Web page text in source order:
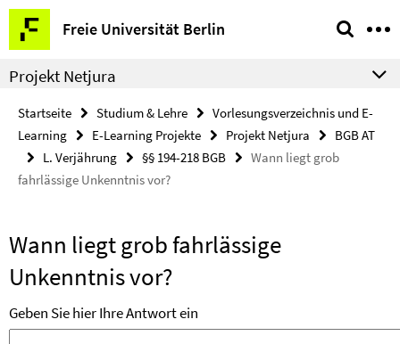
Springe
direkt
zu
Inhalt
Freie Universität Berlin
Service-
Navigation
Projekt Netjura
Startseite Studium & Lehre
Vorlesungsverzeichnis und E-
Learning
E-Learning Projekte Projekt Netjura
BGB AT
L. Verjährung
§§ 194-218 BGB
Wann liegt grob
fahrlässige Unkenntnis vor?
Wann liegt grob fahrlässige
Unkenntnis vor?
Geben Sie hier Ihre Antwort ein